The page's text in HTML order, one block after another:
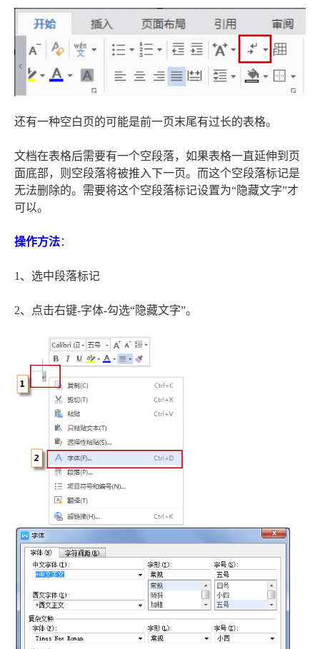
还有一种空白页的可能是前一页末尾有过长的表格。
文档在表格后需要有一个空段落，如果表格一直延伸到页
面底部，则空段落将被推入下一页。而这个空段落标记是
无法删除的。需要将这个空段落标记设置为“隐藏文字”才
可以。
操作方法：
1、选中段落标记
2、点击右键-字体-勾选“隐藏文字”。